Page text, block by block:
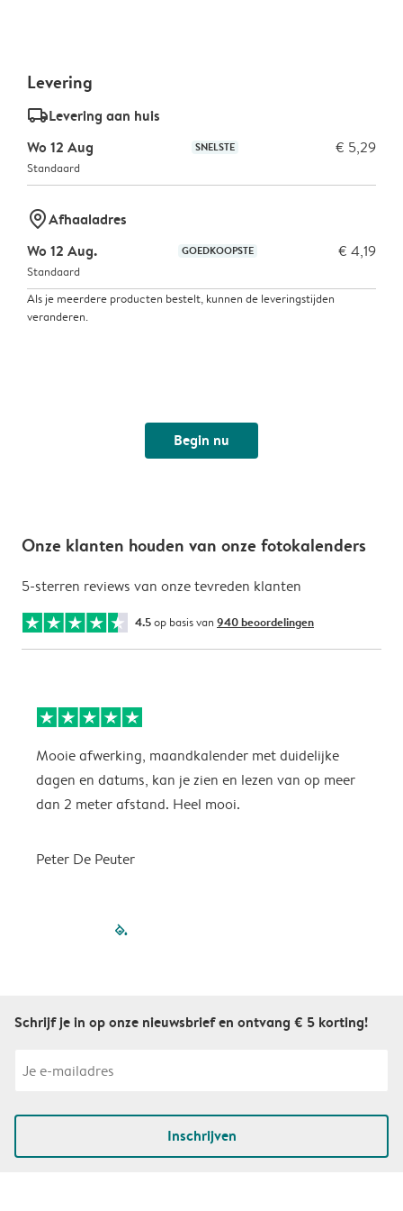
Levering
delivery_standard_v2Levering aan huis
Wo 12 Aug
SNELSTE € 5,29
Standaard
marker-pinAfhaaladres
Wo 12 Aug.
GOEDKOOPSTE € 4,19
Standaard
Als je meerdere producten bestelt, kunnen de leveringstijden
veranderen.
Begin nu
Onze klanten houden van onze fotokalenders
5-sterren reviews van onze tevreden klanten
4.5op basis van 940 beoordelingen
Mooie afwerking, maandkalender met duidelijke
dagen en datums, kan je zien en lezen van op meer
dan 2 meter afstand. Heel mooi.
Peter De Peuter
filled-pagination
Schrijf je in op onze nieuwsbrief en ontvang € 5 korting!
Inschrijven